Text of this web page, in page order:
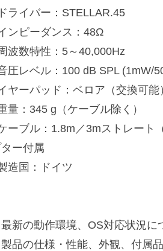
ライバー：STELLAR.45
ンピーダンス：48Ω
波数特性：5～40,000Hz
圧レベル：100 dB SPL (1mW/
ヤーパッド：ベロア（交換可能
量：345 g（ケーブル除く）
ーブル：1.8m／3mストレート
ー付属
造国：ドイツ
新の動作環境、OS対応状況に
品の仕様・性能、外観、付属